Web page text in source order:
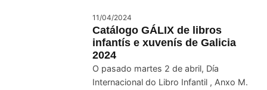
11/04/2024
Catálogo GÁLIX de libros
infantís e xuvenís de Galicia
2024
O pasado martes 2 de abril, Día
Internacional do Libro Infantil , Anxo M.